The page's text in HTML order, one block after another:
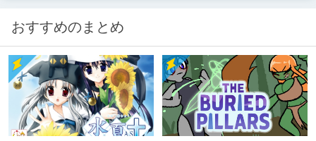
おすすめのまとめ